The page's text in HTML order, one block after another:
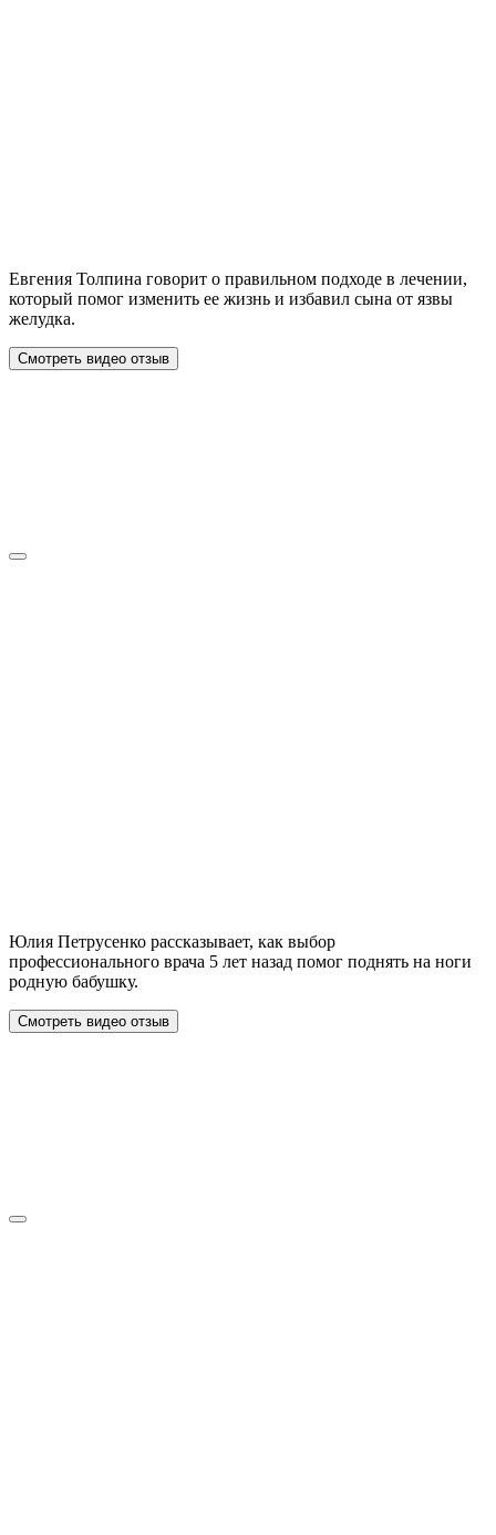
Евгения Толпина говорит о правильном подходе в лечении,
который помог изменить ее жизнь и избавил сына от язвы
желудка.
Смотреть видео отзыв
Юлия Петрусенко рассказывает, как выбор
профессионального врача 5 лет назад помог поднять на ноги
родную бабушку.
Смотреть видео отзыв